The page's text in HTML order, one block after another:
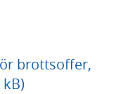
brottsoffer,